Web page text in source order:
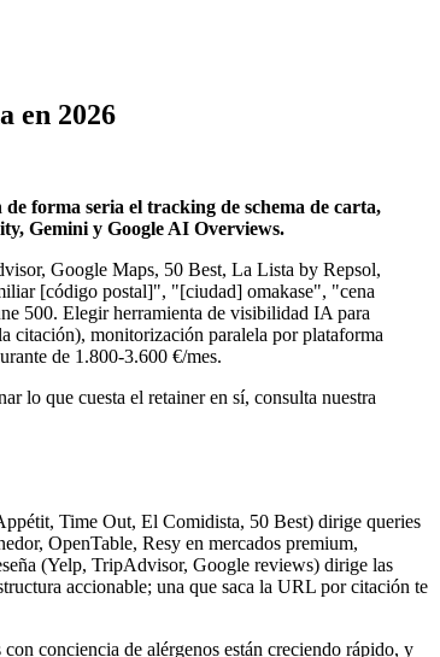
en 2026
forma seria el tracking de schema de carta,
Gemini y Google AI Overviews.
Google Maps, 50 Best, La Lista by Repsol,
[código postal]", "[ciudad] omakase", "cena
500. Elegir herramienta de visibilidad IA para
citación), monitorización paralela por plataforma
de 1.800-3.600 €/mes.
lo que cuesta el retainer en sí, consulta nuestra
Time Out, El Comidista, 50 Best) dirige queries
OpenTable, Resy en mercados premium,
(Yelp, TripAdvisor, Google reviews) dirige las
accionable; una que saca la URL por citación te
conciencia de alérgenos están creciendo rápido, y